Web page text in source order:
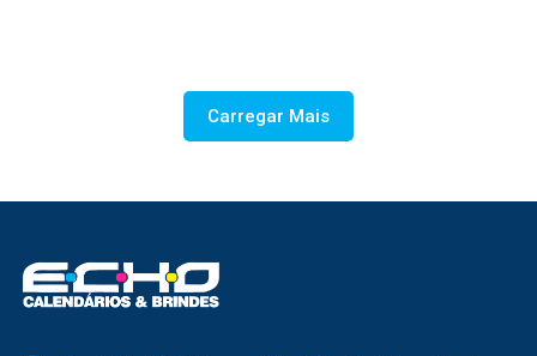
Carregar Mais